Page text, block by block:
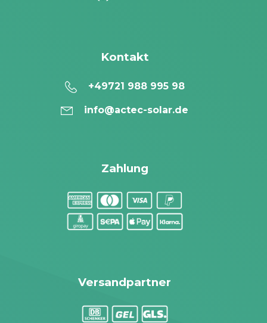
Kontakt
+49721 988 995 98
info@actec-solar.de
Zahlung
Versandpartner